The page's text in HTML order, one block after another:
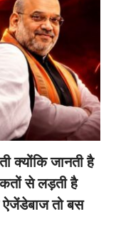
क्योंकि जानती है
से लड़ती है
ऐजेंडेबाज तो बस